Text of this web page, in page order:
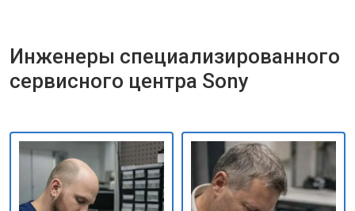
Инженеры специализированного
сервисного центра Sony